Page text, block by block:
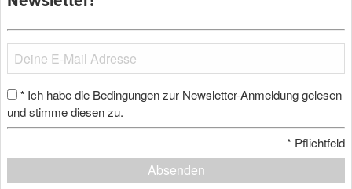
* Ich habe die Bedingungen zur Newsletter-Anmeldung gelesen
und stimme diesen zu.
* Pflichtfeld
Absenden